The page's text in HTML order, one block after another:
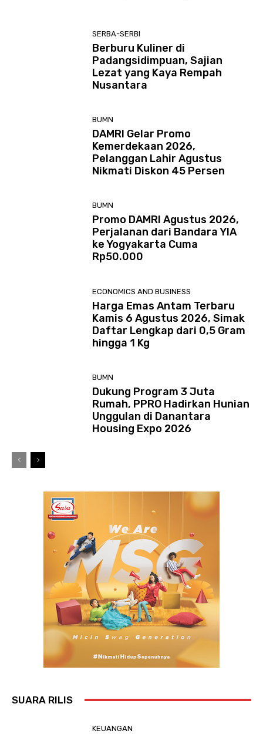
SERBA-SERBI
Berburu Kuliner di
Padangsidimpuan, Sajian
Lezat yang Kaya Rempah
Nusantara
BUMN
DAMRI Gelar Promo
Kemerdekaan 2026,
Pelanggan Lahir Agustus
Nikmati Diskon 45 Persen
BUMN
Promo DAMRI Agustus 2026,
Perjalanan dari Bandara YIA
ke Yogyakarta Cuma
Rp50.000
ECONOMICS AND BUSINESS
Harga Emas Antam Terbaru
Kamis 6 Agustus 2026, Simak
Daftar Lengkap dari 0,5 Gram
hingga 1 Kg
BUMN
Dukung Program 3 Juta
Rumah, PPRO Hadirkan Hunian
Unggulan di Danantara
Housing Expo 2026
SUARA RILIS
KEUANGAN